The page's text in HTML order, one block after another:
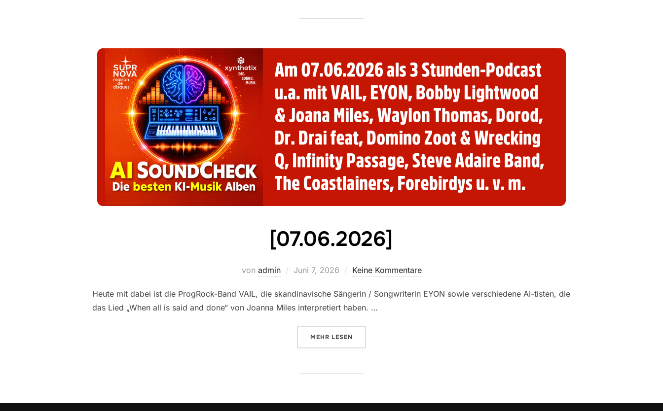
[07.06.2026]
von admin
Veröffentlicht
Juni 7, 2026 Keine Kommentare
Heute mit dabei ist die ProgRock-Band VAIL, die skandinavische Sängerin / Songwriterin EYON sowie verschiedene AI-tisten, die
das Lied „When all is said and done“ von Joanna Miles interpretiert haben. …
MEHR ÜBER „[07.06.2026]“
LESEN